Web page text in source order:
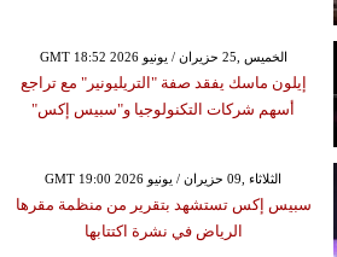
GMT 18:52 2026 الخميس ,25 حزيران / يونيو
إيلون ماسك يفقد صفة "التريليونير" مع تراجع
أسهم شركات التكنولوجيا و"سبيس إكس"
GMT 19:00 2026 الثلاثاء ,09 حزيران / يونيو
سبيس إكس تستشهد بتقرير من منظمة مقرها
الرياض في نشرة اكتتابها